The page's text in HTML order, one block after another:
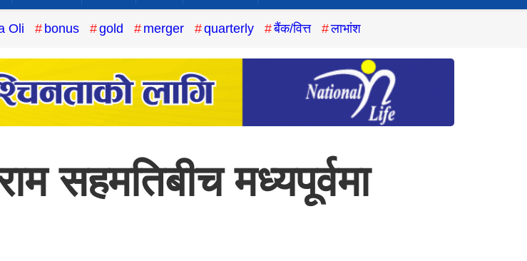
Oli bonus gold merger quarterly बैंक/वित्त लाभांश
सहमतिबीच मध्यपूर्वमा